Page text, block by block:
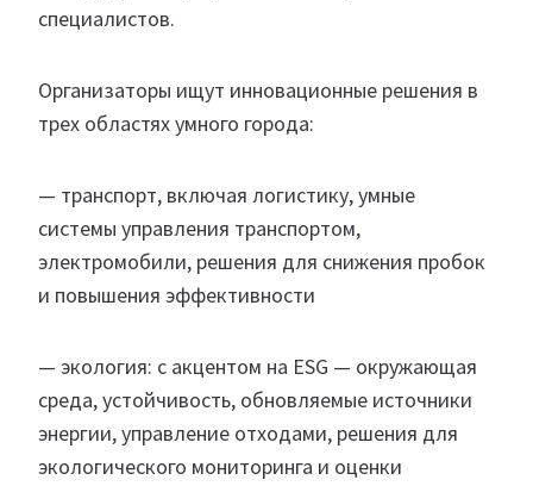
специалистов.
Организаторы ищут инновационные решения в
трех областях умного города:
— транспорт, включая логистику, умные
системы управления транспортом,
электромобили, решения для снижения пробок
и повышения эффективности
— экология: с акцентом на ESG — окружающая
среда, устойчивость, обновляемые источники
энергии, управление отходами, решения для
экологического мониторинга и оценки